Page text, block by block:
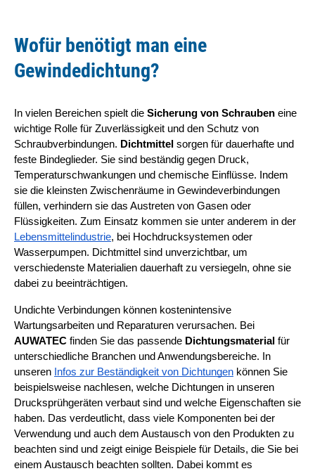
Wofür benötigt man eine
Gewindedichtung?
In vielen Bereichen spielt die Sicherung von Schrauben eine
wichtige Rolle für Zuverlässigkeit und den Schutz von
Schraubverbindungen. Dichtmittel sorgen für dauerhafte und
feste Bindeglieder. Sie sind beständig gegen Druck,
Temperaturschwankungen und chemische Einflüsse. Indem
sie die kleinsten Zwischenräume in Gewindeverbindungen
füllen, verhindern sie das Austreten von Gasen oder
Flüssigkeiten. Zum Einsatz kommen sie unter anderem in der
Lebensmittelindustrie, bei Hochdrucksystemen oder
Wasserpumpen. Dichtmittel sind unverzichtbar, um
verschiedenste Materialien dauerhaft zu versiegeln, ohne sie
dabei zu beeinträchtigen.
Undichte Verbindungen können kostenintensive
AUWATEC finden Sie das passende Dichtungsmaterial für
unterschiedliche Branchen und Anwendungsbereiche. In
unseren Infos zur Beständigkeit von Dichtungen können Sie
beispielsweise nachlesen, welche Dichtungen in unseren
Drucksprühgeräten verbaut sind und welche Eigenschaften sie
haben. Das verdeutlicht, dass viele Komponenten bei der
Verwendung und auch dem Austausch von den Produkten zu
beachten sind und zeigt einige Beispiele für Details, die Sie bei
einem Austausch beachten sollten. Dabei kommt es